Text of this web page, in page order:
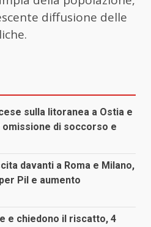
diffusione delle
sulla litoranea a Ostia e
omissione di soccorso e
davanti a Roma e Milano,
Pil e aumento
e chiedono il riscatto, 4